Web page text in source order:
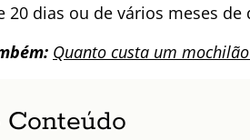
20 dias ou de vários meses
Quanto custa um